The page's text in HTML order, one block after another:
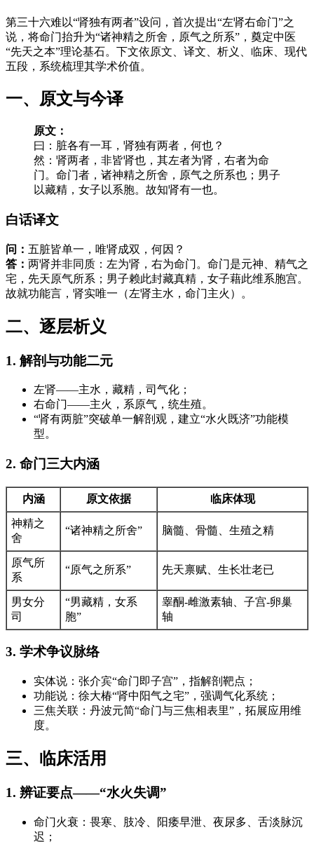
第三十六难以“肾独有两者”设问，首次提出“左肾右命门”之
说，将命门抬升为“诸神精之所舍，原气之所系”，奠定中医
“先天之本”理论基石。下文依原文、译文、析义、临床、现代
五段，系统梳理其学术价值。
一、原文与今译
原文：
曰：脏各有一耳，肾独有两者，何也？
然：肾两者，非皆肾也，其左者为肾，右者为命
门。命门者，诸神精之所舍，原气之所系也；男子
以藏精，女子以系胞。故知肾有一也。
白话译文
问： 五脏皆单一，唯肾成双，何因？
答： 两肾并非同质：左为肾，右为命门。命门是元神、精气之
宅，先天原气所系；男子赖此封藏真精，女子藉此维系胞宫。
故就功能言，肾实唯一（左肾主水，命门主火）。
二、逐层析义
1. 解剖与功能二元
左肾——主水，藏精，司气化；
右命门——主火，系原气，统生殖。
“肾有两脏”突破单一解剖观，建立“水火既济”功能模
型。
2. 命门三大内涵
内涵 原文依据 临床体现
神精之
舍
“诸神精之所舍” 脑髓、骨髓、生殖之精
原气所
系
“原气之所系” 先天禀赋、生长壮老已
男女分
司
“男藏精，女系
胞”
睾酮-雌激素轴、子宫-卵巢
轴
3. 学术争议脉络
实体说：张介宾“命门即子宫”，指解剖靶点；
功能说：徐大椿“肾中阳气之宅”，强调气化系统；
三焦关联：丹波元简“命门与三焦相表里”，拓展应用维
度。
三、临床活用
1. 辨证要点——“水火失调”
命门火衰：畏寒、肢冷、阳痿早泄、夜尿多、舌淡脉沉
迟；